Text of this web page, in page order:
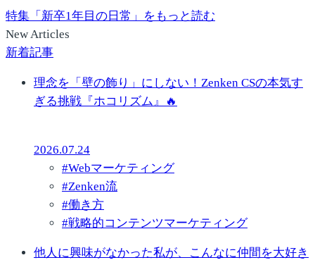
特集「新卒1年目の日常」をもっと読む
New Articles
新着記事
理念を「壁の飾り」にしない！Zenken CSの本気す
ぎる挑戦『ホコリズム』🔥
2026.07.24
#Webマーケティング
#Zenken流
#働き方
#戦略的コンテンツマーケティング
他人に興味がなかった私が、こんなに仲間を大好き